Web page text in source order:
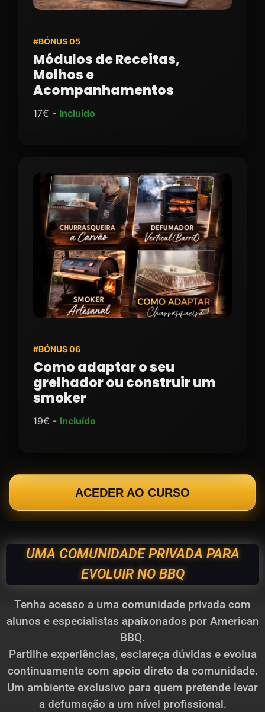
#BÓNUS 05
Módulos de Receitas,
Molhos e
Acompanhamentos
17€ - Incluído
#BÓNUS 06
Como adaptar o seu
grelhador ou construir um
smoker
19€ - Incluído
ACEDER AO CURSO
UMA COMUNIDADE PRIVADA PARA
EVOLUIR NO BBQ
Tenha acesso a uma comunidade privada com
alunos e especialistas apaixonados por American
BBQ.
Partilhe experiências, esclareça dúvidas e evolua
continuamente com apoio direto da comunidade.
Um ambiente exclusivo para quem pretende levar
a defumação a um nível profissional.